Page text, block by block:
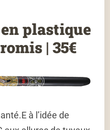
plastique
| 35€
à l’idée de